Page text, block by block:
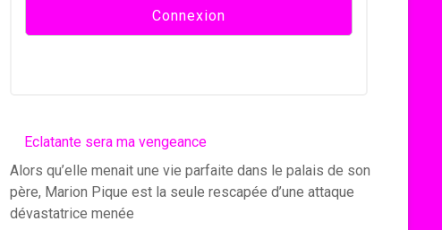
Eclatante sera ma vengeance
Alors qu’elle menait une vie parfaite dans le palais de son
père, Marion Pique est la seule rescapée d’une attaque
dévastatrice menée